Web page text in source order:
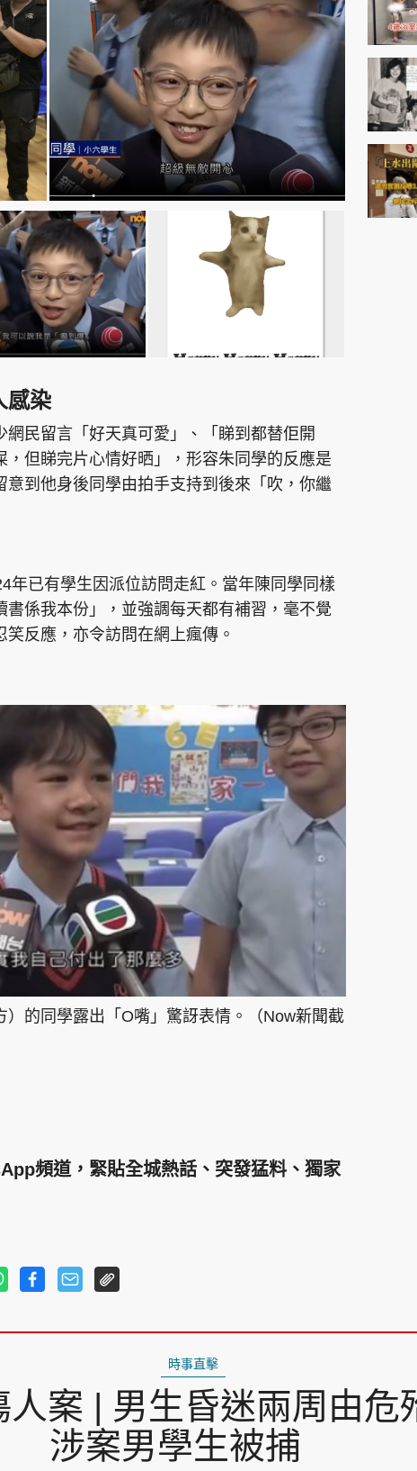
感染
民留言「好天真可愛」、「睇到都替佢開
但睇完片心情好晒」，形容朱同學的反應是
意到他身後同學由拍手支持到後來「吹，你繼
年已有學生因派位訪問走紅。當年陳同學同樣
係我本份」，並強調每天都有補習，毫不覺
反應，亦令訪問在網上瘋傳。
）的同學露出「O嘴」驚訝表情。（Now新聞截
頻道，緊貼全城熱話、突發猛料、獨家
時事直擊
案 | 男生昏迷兩周由危
涉案男學生被捕